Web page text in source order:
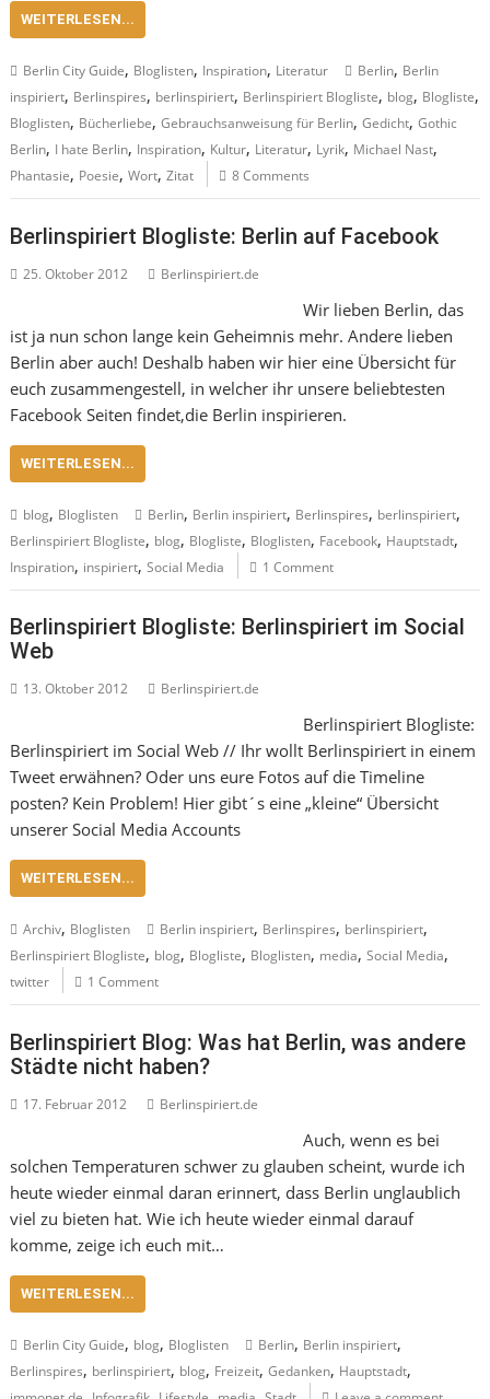
WEITERLESEN...
Berlin City Guide, Bloglisten, Inspiration, Literatur Berlin, Berlin
inspiriert, Berlinspires, berlinspiriert, Berlinspiriert Blogliste, blog, Blogliste,
Bloglisten, Bücherliebe,Gebrauchsanweisung für Berlin,Gedicht,Gothic
Berlin, I hate Berlin, Inspiration, Kultur, Literatur, Lyrik, Michael Nast,
Phantasie, Poesie,Wort,Zitat 8 Comments
Berlinspiriert Blogliste: Berlin auf Facebook
25. Oktober 2012 Berlinspiriert.de
Wir lieben Berlin, das
ist ja nun schon lange kein Geheimnis mehr. Andere lieben
Berlin aber auch! Deshalb haben wir hier eine Übersicht für
euch zusammengestell, in welcher ihr unsere beliebtesten
Facebook Seiten findet,die Berlin inspirieren.
WEITERLESEN...
blog, Bloglisten Berlin, Berlin inspiriert, Berlinspires, berlinspiriert,
Berlinspiriert Blogliste, blog, Blogliste, Bloglisten, Facebook, Hauptstadt,
Inspiration, inspiriert,Social Media 1 Comment
Berlinspiriert Blogliste: Berlinspiriert im Social
Web
13. Oktober 2012 Berlinspiriert.de
Berlinspiriert Blogliste:
Berlinspiriert im Social Web // Ihr wollt Berlinspiriert in einem
Tweet erwähnen? Oder uns eure Fotos auf die Timeline
posten? Kein Problem! Hier gibt´s eine „kleine“ Übersicht
unserer Social Media Accounts
WEITERLESEN...
Archiv, Bloglisten Berlin inspiriert, Berlinspires, berlinspiriert,
Berlinspiriert Blogliste, blog, Blogliste, Bloglisten, media,Social Media,
twitter 1 Comment
Berlinspiriert Blog: Was hat Berlin, was andere
Städte nicht haben?
17. Februar 2012 Berlinspiriert.de
Auch, wenn es bei
solchen Temperaturen schwer zu glauben scheint, wurde ich
heute wieder einmal daran erinnert, dass Berlin unglaublich
viel zu bieten hat. Wie ich heute wieder einmal darauf
komme, zeige ich euch mit…
WEITERLESEN...
Berlin City Guide, blog, Bloglisten Berlin, Berlin inspiriert,
Berlinspires, berlinspiriert, blog, Freizeit,Gedanken, Hauptstadt,